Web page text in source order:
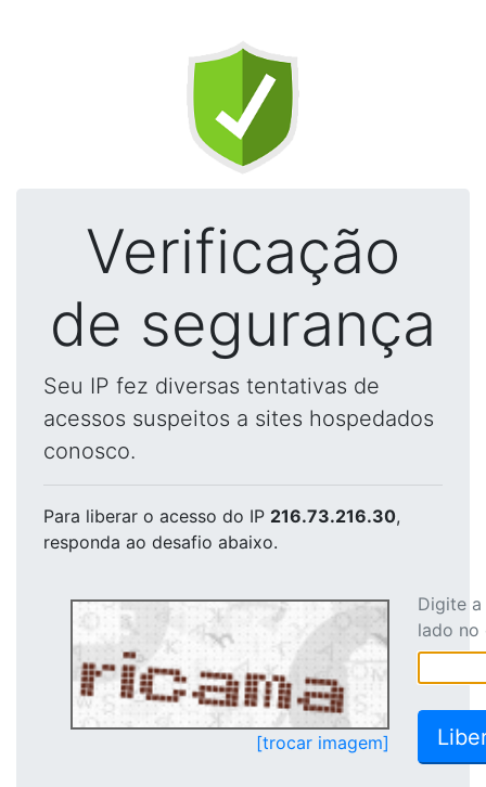
Verificação
de segurança
Seu IP fez diversas tentativas de
acessos suspeitos a sites hospedados
conosco.
Para liberar o acesso do IP 216.73.216.30,
responda ao desafio abaixo.
[trocar imagem]
Digite
lado no